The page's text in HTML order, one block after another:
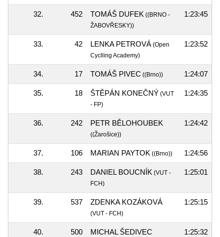
32. 452 TOMÁŠ DUFEK ((BRNO -
ŽABOVŘESKY))
1:23:45
33. 42 LENKA PETROVÁ (Open
Cyclling Academy)
1:23:52
34. 17 TOMÁŠ PIVEC ((Brno)) 1:24:07
35. 18 ŠTĚPÁN KONEČNÝ (VUT
- FP)
1:24:35
36. 242 PETR BĚLOHOUBEK
((Žarošice))
1:24:42
37. 106 MARIAN PAYTOK ((Brno)) 1:24:56
38. 243 DANIEL BOUCNÍK (VUT -
FCH)
1:25:01
39. 537 ZDENKA KOZÁKOVÁ
(VUT - FCH)
1:25:15
40. 500 MICHAL ŠEDIVEC 1:25:32